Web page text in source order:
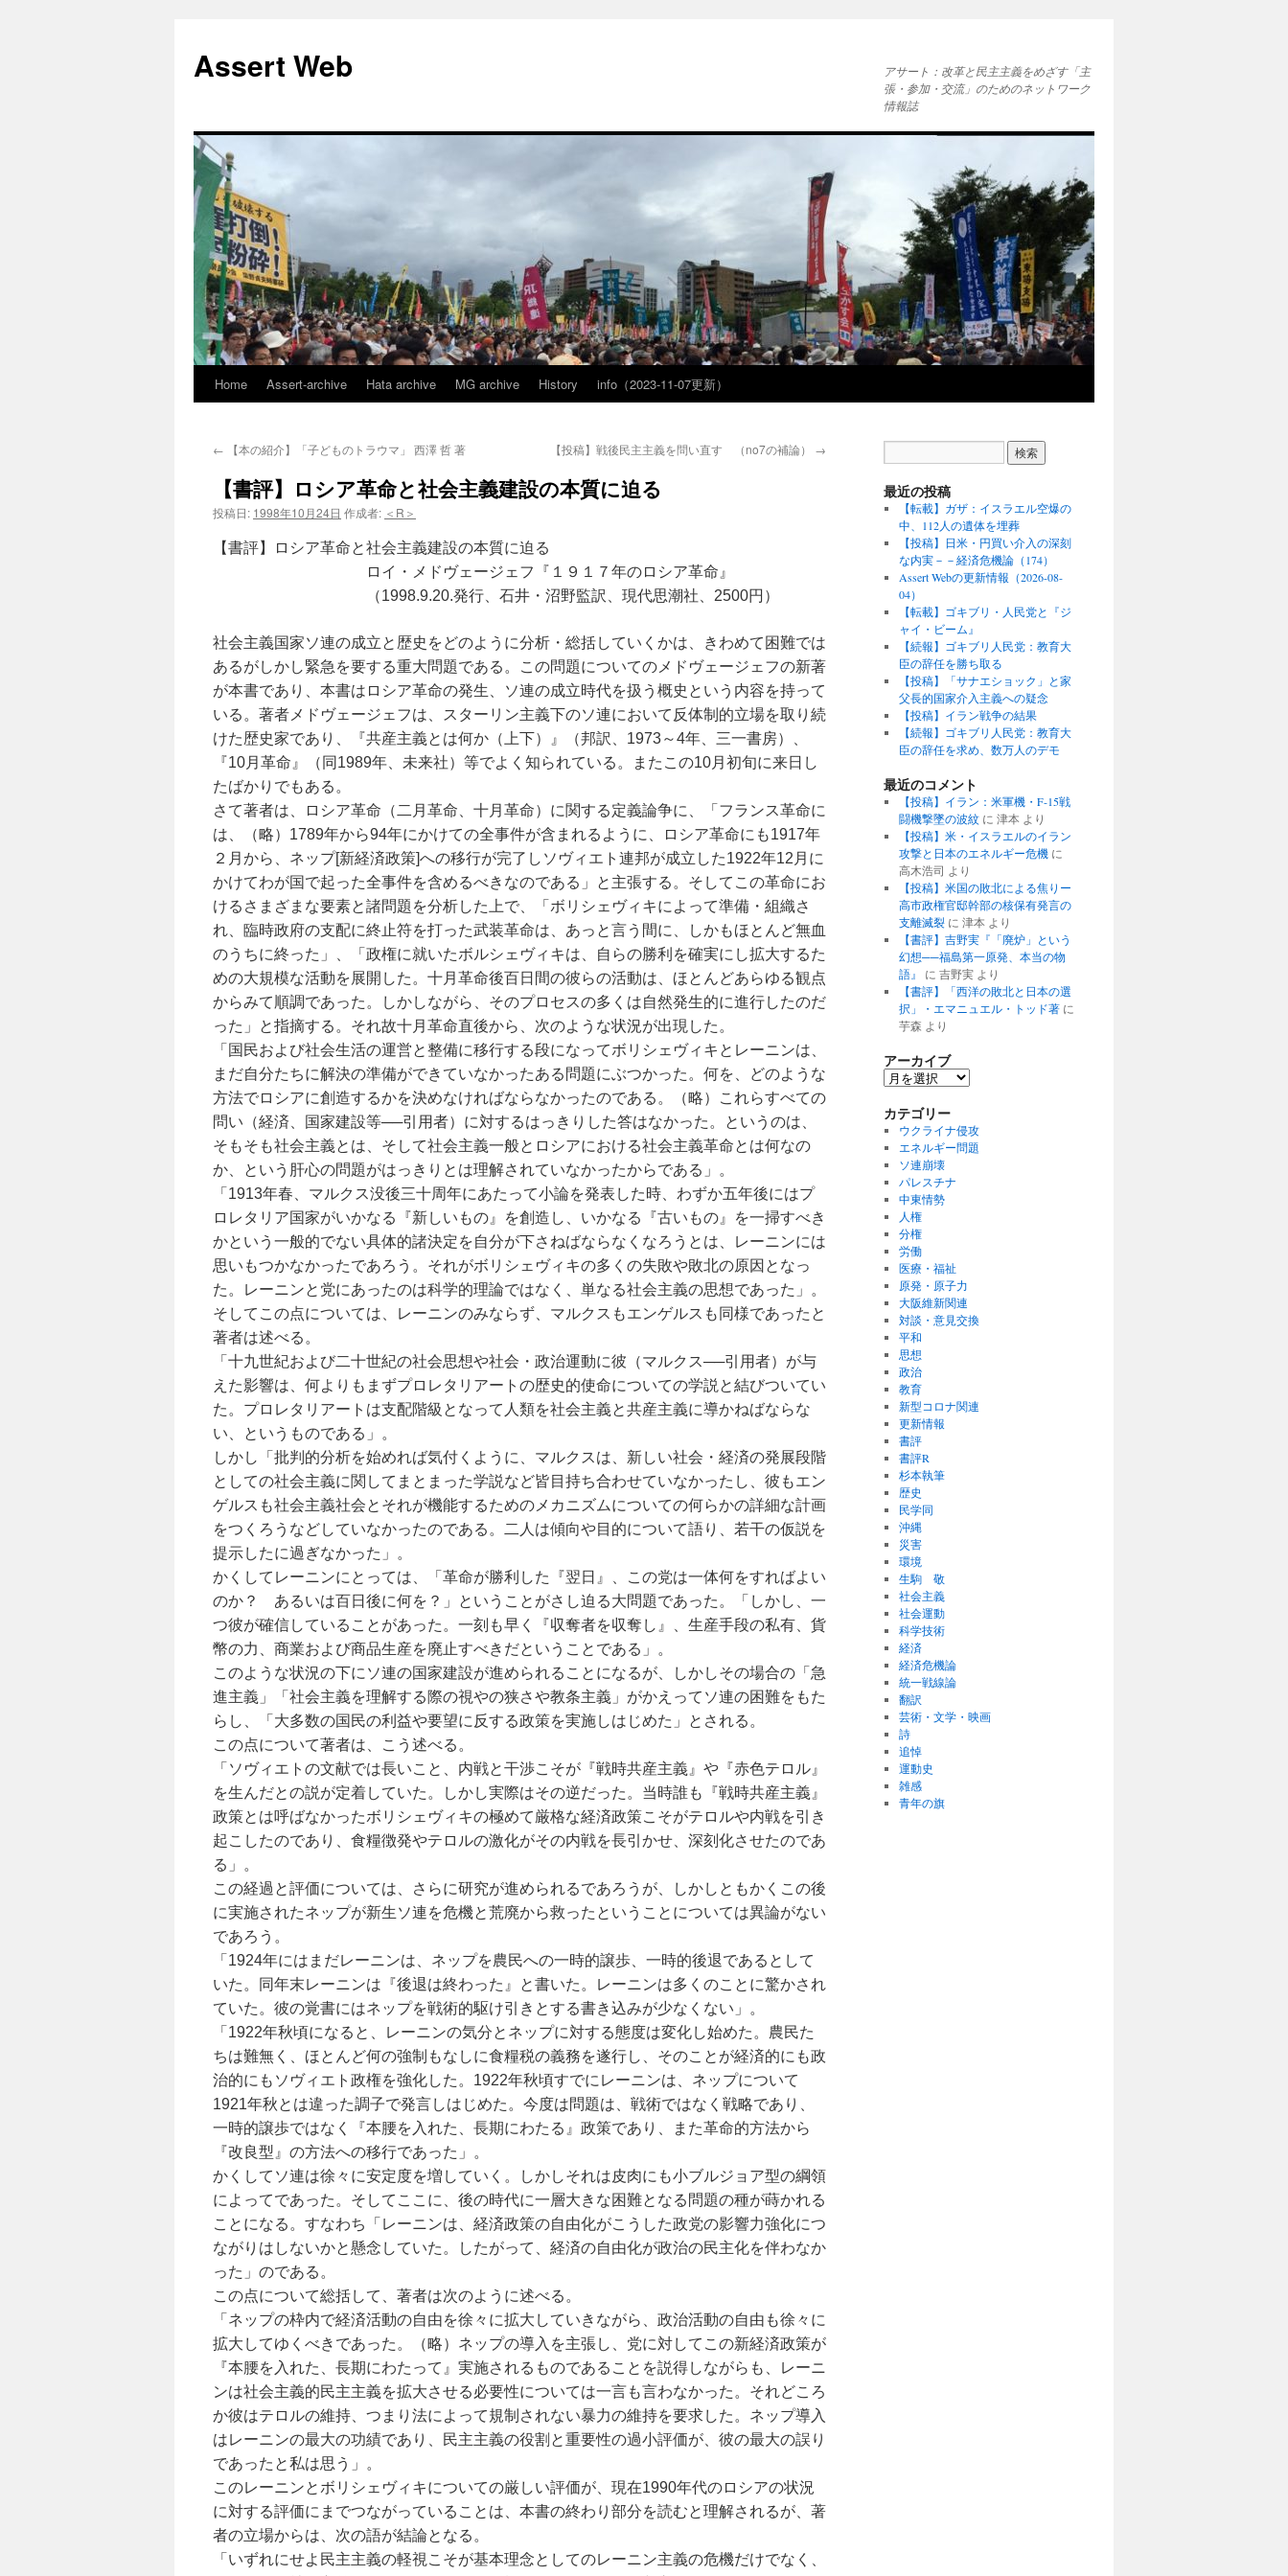
テ
ン
ス
キ
ッ
プ
Assert Web
アサート：改革と民主主義をめざす「主
張・参加・交流」のためのネットワーク
情報誌
Home Assert-archive Hata archive MG archive History info（2023-11-07更新）
← 【本の紹介】「子どものトラウマ」 西澤 哲 著 【投稿】戦後民主主義を問い直す （no7の補論） →
【書評】ロシア革命と社会主義建設の本質に迫る
投稿日: 1998年10月24日 作成者: ＜R＞
【書評】ロシア革命と社会主義建設の本質に迫る
ロイ・メドヴェージェフ『１９１７年のロシア革命』
（1998.9.20.発行、石井・沼野監訳、現代思潮社、2500円）
社会主義国家ソ連の成立と歴史をどのように分析・総括していくかは、きわめて困難では
あるがしかし緊急を要する重大問題である。この問題についてのメドヴェージェフの新著
が本書であり、本書はロシア革命の発生、ソ連の成立時代を扱う概史という内容を持って
いる。著者メドヴェージェフは、スターリン主義下のソ連において反体制的立場を取り続
けた歴史家であり、『共産主義とは何か（上下）』（邦訳、1973～4年、三一書房）、
『10月革命』（同1989年、未来社）等でよく知られている。またこの10月初旬に来日し
たばかりでもある。
さて著者は、ロシア革命（二月革命、十月革命）に関する定義論争に、「フランス革命に
は、（略）1789年から94年にかけての全事件が含まれるように、ロシア革命にも1917年
２月から、ネップ[新経済政策]への移行が完了しソヴィエト連邦が成立した1922年12月に
かけてわが国で起った全事件を含めるべきなのである」と主張する。そしてこの革命にお
けるさまざまな要素と諸問題を分析した上で、「ボリシェヴィキによって準備・組織さ
れ、臨時政府の支配に終止符を打った武装革命は、あっと言う間に、しかもほとんど無血
のうちに終った」、「政権に就いたボルシェヴィキは、自らの勝利を確実にし拡大するた
めの大規模な活動を展開した。十月革命後百日間の彼らの活動は、ほとんどあらゆる観点
からみて順調であった。しかしながら、そのプロセスの多くは自然発生的に進行したのだ
った」と指摘する。それ故十月革命直後から、次のような状況が出現した。
「国民および社会生活の運営と整備に移行する段になってボリシェヴィキとレーニンは、
まだ自分たちに解決の準備ができていなかったある問題にぶつかった。何を、どのような
方法でロシアに創造するかを決めなければならなかったのである。（略）これらすべての
問い（経済、国家建設等──引用者）に対するはっきりした答はなかった。というのは、
そもそも社会主義とは、そして社会主義一般とロシアにおける社会主義革命とは何なの
か、という肝心の問題がはっきりとは理解されていなかったからである」。
「1913年春、マルクス没後三十周年にあたって小論を発表した時、わずか五年後にはプ
ロレタリア国家がいかなる『新しいもの』を創造し、いかなる『古いもの』を一掃すべき
かという一般的でない具体的諸決定を自分が下さねばならなくなろうとは、レーニンには
思いもつかなかったであろう。それがボリシェヴィキの多くの失敗や敗北の原因となっ
た。レーニンと党にあったのは科学的理論ではなく、単なる社会主義の思想であった」。
そしてこの点については、レーニンのみならず、マルクスもエンゲルスも同様であったと
著者は述べる。
「十九世紀および二十世紀の社会思想や社会・政治運動に彼（マルクス──引用者）が与
えた影響は、何よりもまずプロレタリアートの歴史的使命についての学説と結びついてい
た。プロレタリアートは支配階級となって人類を社会主義と共産主義に導かねばならな
い、というものである」。
しかし「批判的分析を始めれば気付くように、マルクスは、新しい社会・経済の発展段階
としての社会主義に関してまとまった学説など皆目持ち合わせていなかったし、彼もエン
ゲルスも社会主義社会とそれが機能するためのメカニズムについての何らかの詳細な計画
をつくろうなどしていなかったのである。二人は傾向や目的について語り、若干の仮説を
提示したに過ぎなかった」。
かくしてレーニンにとっては、「革命が勝利した『翌日』、この党は一体何をすればよい
のか？ あるいは百日後に何を？」ということがさし迫る大問題であった。「しかし、一
つ彼が確信していることがあった。一刻も早く『収奪者を収奪し』、生産手段の私有、貨
幣の力、商業および商品生産を廃止すべきだということである」。
このような状況の下にソ連の国家建設が進められることになるが、しかしその場合の「急
進主義」「社会主義を理解する際の視やの狭さや教条主義」がかえってソ連の困難をもた
らし、「大多数の国民の利益や要望に反する政策を実施しはじめた」とされる。
この点について著者は、こう述べる。
「ソヴィエトの文献では長いこと、内戦と干渉こそが『戦時共産主義』や『赤色テロル』
を生んだとの説が定着していた。しかし実際はその逆だった。当時誰も『戦時共産主義』
政策とは呼ばなかったボリシェヴィキの極めて厳格な経済政策こそがテロルや内戦を引き
起こしたのであり、食糧徴発やテロルの激化がその内戦を長引かせ、深刻化させたのであ
る」。
この経過と評価については、さらに研究が進められるであろうが、しかしともかくこの後
に実施されたネップが新生ソ連を危機と荒廃から救ったということについては異論がない
であろう。
「1924年にはまだレーニンは、ネップを農民への一時的譲歩、一時的後退であるとして
いた。同年末レーニンは『後退は終わった』と書いた。レーニンは多くのことに驚かされ
ていた。彼の覚書にはネップを戦術的駆け引きとする書き込みが少なくない」。
「1922年秋頃になると、レーニンの気分とネップに対する態度は変化し始めた。農民た
ちは難無く、ほとんど何の強制もなしに食糧税の義務を遂行し、そのことが経済的にも政
治的にもソヴィエト政権を強化した。1922年秋頃すでにレーニンは、ネップについて
1921年秋とは違った調子で発言しはじめた。今度は問題は、戦術ではなく戦略であり、
一時的譲歩ではなく『本腰を入れた、長期にわたる』政策であり、また革命的方法から
『改良型』の方法への移行であった」。
かくしてソ連は徐々に安定度を増していく。しかしそれは皮肉にも小ブルジョア型の綱領
によってであった。そしてここに、後の時代に一層大きな困難となる問題の種が蒔かれる
ことになる。すなわち「レーニンは、経済政策の自由化がこうした政党の影響力強化につ
ながりはしないかと懸念していた。したがって、経済の自由化が政治の民主化を伴わなか
った」のである。
この点について総括して、著者は次のように述べる。
「ネップの枠内で経済活動の自由を徐々に拡大していきながら、政治活動の自由も徐々に
拡大してゆくべきであった。（略）ネップの導入を主張し、党に対してこの新経済政策が
『本腰を入れた、長期にわたって』実施されるものであることを説得しながらも、レーニ
ンは社会主義的民主主義を拡大させる必要性については一言も言わなかった。それどころ
か彼はテロルの維持、つまり法によって規制されない暴力の維持を要求した。ネップ導入
はレーニンの最大の功績であり、民主主義の役割と重要性の過小評価が、彼の最大の誤り
であったと私は思う」。
このレーニンとボリシェヴィキについての厳しい評価が、現在1990年代のロシアの状況
に対する評価にまでつながっていることは、本書の終わり部分を読むと理解されるが、著
者の立場からは、次の語が結論となる。
「いずれにせよ民主主義の軽視こそが基本理念としてのレーニン主義の危機だけでなく、
最近の投稿
【転載】ガザ：イスラエル空爆の
中、112人の遺体を埋葬
【投稿】日米・円買い介入の深刻
な内実－－経済危機論（174）
Assert Webの更新情報（2026-08-
04）
【転載】ゴキブリ・人民党と『ジ
ャイ・ビーム』
【続報】ゴキブリ人民党：教育大
臣の辞任を勝ち取る
【投稿】「サナエショック」と家
父長的国家介入主義への疑念
【投稿】イラン戦争の結果
【続報】ゴキブリ人民党：教育大
臣の辞任を求め、数万人のデモ
最近のコメント
【投稿】イラン：米軍機・F-15戦
闘機撃墜の波紋に 津本より
【投稿】米・イスラエルのイラン
攻撃と日本のエネルギー危機に
高木浩司 より
【投稿】米国の敗北による焦りー
高市政権官邸幹部の核保有発言の
支離滅裂に 津本より
【書評】吉野実『「廃炉」という
幻想──福島第一原発、本当の物
語』
に 吉野実より
【書評】「西洋の敗北と日本の選
択」・エマニュエル・トッド著に
芋森 より
アーカイブ
ア
カ
イ
ブ
カテゴリー
ウクライナ侵攻
エネルギー問題
ソ連崩壊
パレスチナ
中東情勢
人権
分権
労働
医療・福祉
原発・原子力
大阪維新関連
対談・意見交換
平和
思想
政治
教育
新型コロナ関連
更新情報
書評
書評R
杉本執筆
歴史
民学同
沖縄
災害
環境
生駒 敬
社会主義
社会運動
科学技術
経済
経済危機論
統一戦線論
翻訳
芸術・文学・映画
詩
追悼
運動史
雑感
青年の旗